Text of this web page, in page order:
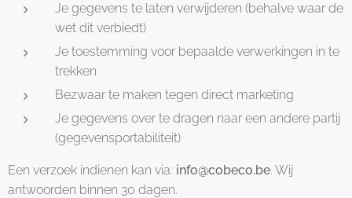
Je gegevens te laten verwijderen (behalve waar de
wet dit verbiedt)
Je toestemming voor bepaalde verwerkingen in te
trekken
Bezwaar te maken tegen direct marketing
Je gegevens over te dragen naar een andere partij
(gegevensportabiliteit)
Een verzoek indienen kan via: info@cobeco.be. Wij
antwoorden binnen 30 dagen.